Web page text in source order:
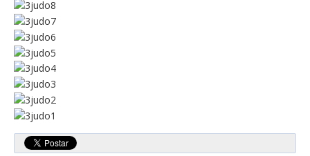
SERVIÇOS
A Minha Rua
Abastecimento de Água
Roturas e Leituras
Qualidade da Água
Atendimento ao Público